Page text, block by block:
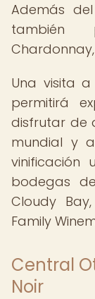
Además
también
Chardonnay,
Una visita
permitirá
disfrutar de
mundial y
vinificación
bodegas
Cloudy
Family
Central
Noir